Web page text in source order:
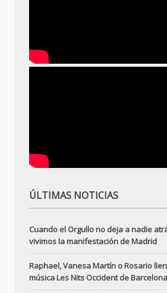
ÚLTIMAS NOTICIAS
Cuando el Orgullo no deja a nadie
vivimos la manifestación de Madrid
Raphael, Vanesa Martín o Rosario
música Les Nits Occident de Barcelona